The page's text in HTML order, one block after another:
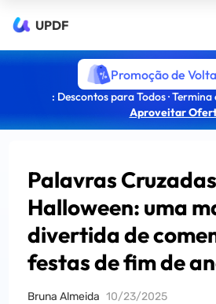
UPDF
Promoção de
: Descontos para Todos ·
Aproveitar
Palavras
Halloween: uma
divertida de
festas de fim de
Bruna Almeida 10/23/2025